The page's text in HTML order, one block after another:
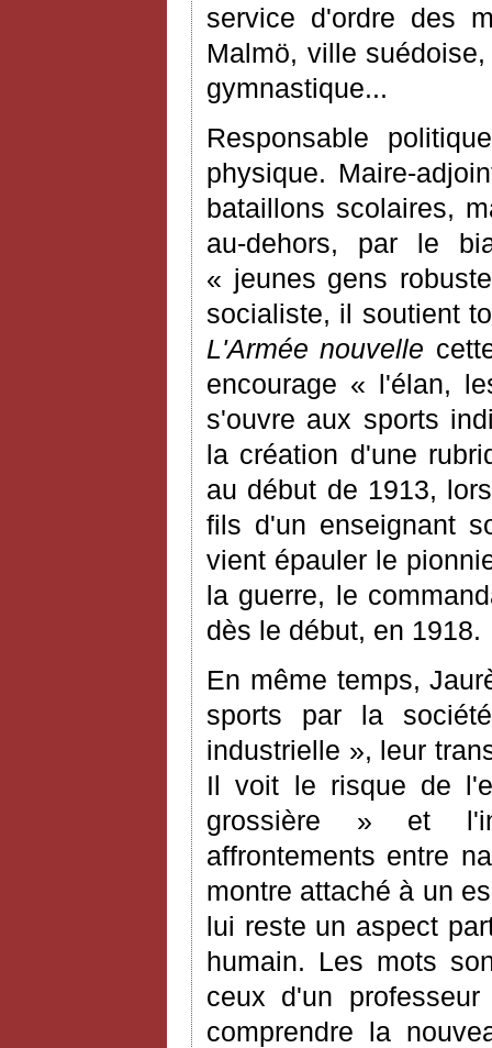
service d'ordre des
Malmö, ville
gymnastique...
Responsable
physique. Maire-
bataillons scolaires,
au-dehors, par le
« jeunes gens
socialiste, il soutient
L'Armée nouvelle
encourage « l'élan,
s'ouvre aux sports
la création d'une
au début de 1913,
fils d'un enseignant
vient épauler le
la guerre, le
dès le début, en 1918.
En même temps,
sports par la
industrielle », leur
Il voit le risque de
grossière » et
affrontements entre
montre attaché à un
lui reste un aspect
humain. Les mots
ceux d'un
comprendre la